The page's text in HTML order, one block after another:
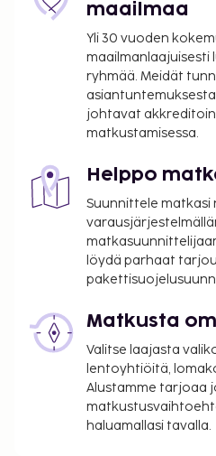
maailmaa
Yli 30 vuoden
ryhmää. Meidät
johtavat
matkustamisessa.
Helppo
Suunnittele matkasi
löydä parhaat
Matkusta
Valitse laajasta
lentoyhtiöitä,
Alustamme tarjoaa
haluamallasi tavalla.